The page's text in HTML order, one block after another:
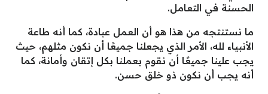
الحسنة في التعامل.
ما نستنتجه من هذا هو أن العمل عبادة، كما أنه طاعة
الأنبياء لله، الأمر الذي يجعلنا جميعًا أن نكون مثلهم، حيث
يجب علينا جميعًا أن نقوم بعملنا بكل إتقان وأمانة، كما
أنه يجب أن نكون ذو خلق حسن.